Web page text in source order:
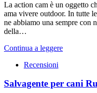
La action cam è un oggetto
ama vivere outdoor. In tutte
ne abbiamo una sempre con
della…
Continua a leggere
Recensioni
Salvagente per cani